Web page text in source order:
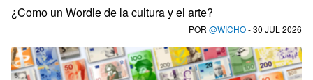
¿Como un Wordle de la cultura y el arte?
POR @WICHO- 30 JUL 2026